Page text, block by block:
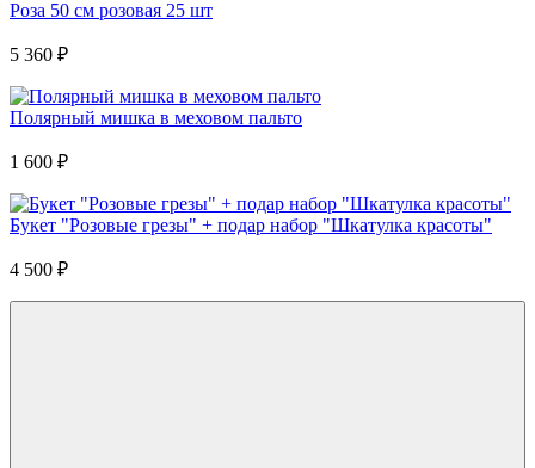
Роза 50 см розовая 25 шт
5 360 ₽
Полярный мишка в меховом пальто
1 600 ₽
Букет "Розовые грезы" + подар набор "Шкатулка красоты"
4 500 ₽